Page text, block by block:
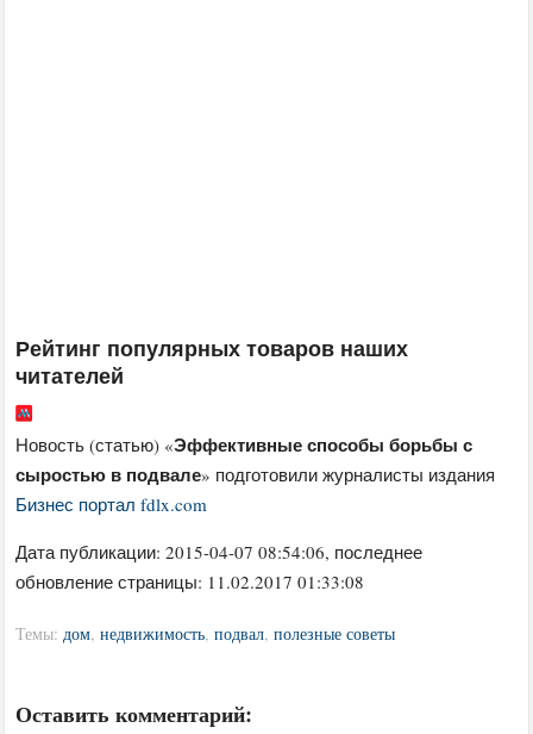
Рейтинг популярных товаров наших
читателей
Новость (статью) «Эффективные способы борьбы с
сыростью в подвале» подготовили журналисты издания
Бизнес портал fdlx.com
Дата публикации:2015-04-07 08:54:06, последнее
обновление страницы: 11.02.2017 01:33:08
Темы: дом,недвижимость,подвал,полезные советы
Оставить комментарий: